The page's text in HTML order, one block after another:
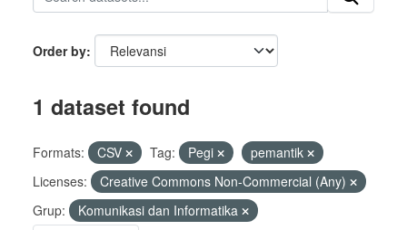
Order by
1 dataset found
Formats: CSV Tag: Pegi
pemantik
Licenses:
Creative Commons Non-Commercial (Any)
Grup:
Komunikasi dan Informatika